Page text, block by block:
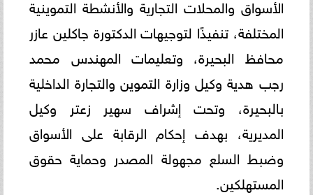
الأسواق والمحلات التجارية والأنشطة التموينية
المختلفة، تنفيذًا لتوجيهات الدكتورة جاكلين عازر
محافظ البحيرة، وتعليمات المهندس محمد
رجب هدية وكيل وزارة التموين والتجارة الداخلية
بالبحيرة، وتحت إشراف سهير زعتر وكيل
المديرية، بهدف إحكام الرقابة على الأسواق
وضبط السلع مجهولة المصدر وحماية حقوق
المستهلكين.